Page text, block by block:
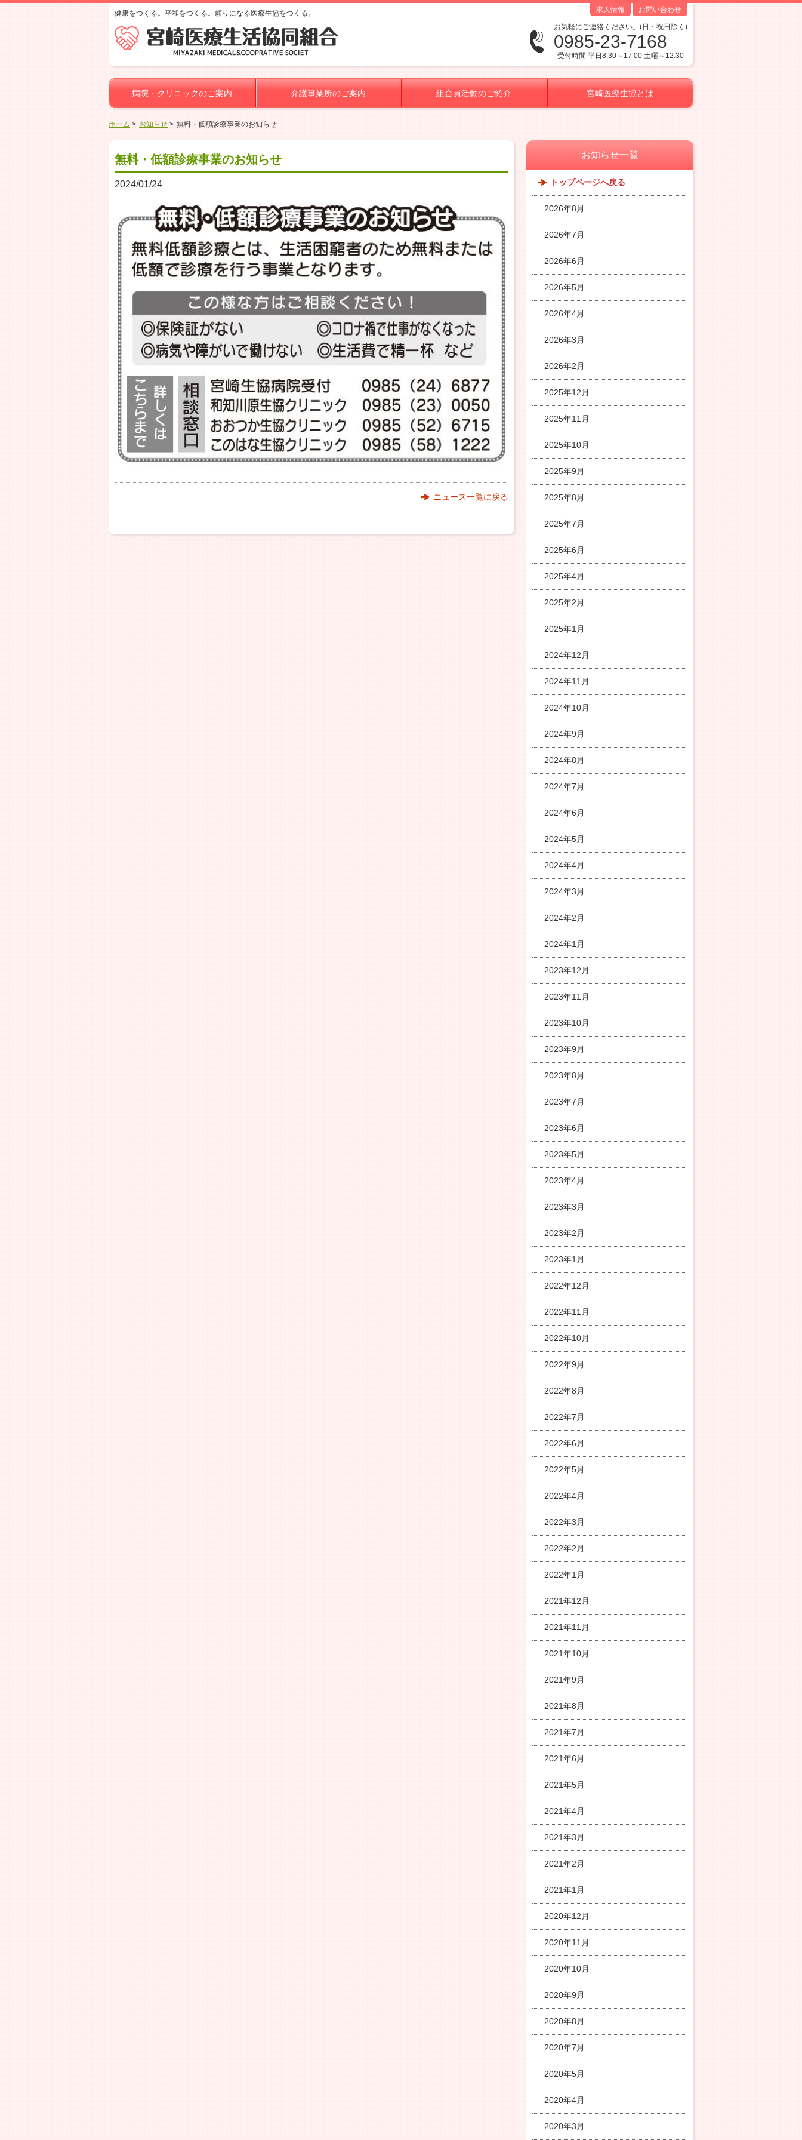
求人情報 お問い合わせ
健康をつくる。平和をつくる。頼りになる医療生協をつくる。
お気軽にご連絡ください。(日・祝日除く)
0985-23-7168
受付時間 平日8:30～17:00 土曜～12:30
病院・クリニックのご案内 介護事業所のご案内 組合員活動のご紹介 宮崎医療生協とは
ホーム お知らせ 無料・低額診療事業のお知らせ
無料・低額診療事業のお知らせ
2024/01/24
ニュース一覧に戻る
お知らせ一覧
トップページへ戻る
2026年8月
2026年7月
2026年6月
2026年5月
2026年4月
2026年3月
2026年2月
2025年12月
2025年11月
2025年10月
2025年9月
2025年8月
2025年7月
2025年6月
2025年4月
2025年2月
2025年1月
2024年12月
2024年11月
2024年10月
2024年9月
2024年8月
2024年7月
2024年6月
2024年5月
2024年4月
2024年3月
2024年2月
2024年1月
2023年12月
2023年11月
2023年10月
2023年9月
2023年8月
2023年7月
2023年6月
2023年5月
2023年4月
2023年3月
2023年2月
2023年1月
2022年12月
2022年11月
2022年10月
2022年9月
2022年8月
2022年7月
2022年6月
2022年5月
2022年4月
2022年3月
2022年2月
2022年1月
2021年12月
2021年11月
2021年10月
2021年9月
2021年8月
2021年7月
2021年6月
2021年5月
2021年4月
2021年3月
2021年2月
2021年1月
2020年12月
2020年11月
2020年10月
2020年9月
2020年8月
2020年7月
2020年5月
2020年4月
2020年3月